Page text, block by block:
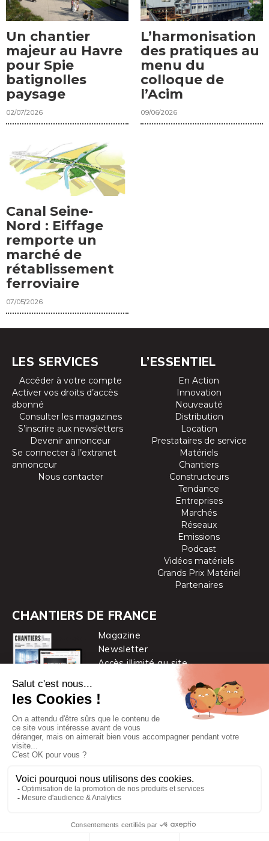
Un chantier
majeur au Havre
pour Spie
batignolles
paysage
02/07/2026
L’harmonisation
des pratiques au
menu du
colloque de
l’Acim
09/06/2026
Canal Seine-
Nord : Eiffage
remporte un
marché de
rétablissement
ferroviaire
07/05/2026
LES SERVICES
Accéder à votre compte
Activer vos droits d’accès
abonné
Consulter les magazines
S’inscrire aux newsletters
Devenir annonceur
Se connecter à l’extranet
annonceur
Nous contacter
L’ESSENTIEL
En Action
Innovation
Nouveauté
Distribution
Location
Prestataires de service
Matériels
Chantiers
Constructeurs
Tendance
Entreprises
Marchés
Réseaux
Emissions
Podcast
Vidéos matériels
Grands Prix Matériel
Partenaires
CHANTIERS DE FRANCE
Magazine
Newsletter
Accès illimité au site
Chantiers de France est une marque
| Mentions légales